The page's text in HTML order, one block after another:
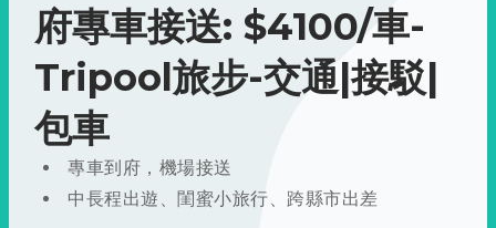
府專車接送: $4100/車-
Tripool旅步-交通|接駁|
包車
專車到府，機場接送
中長程出遊、閨蜜小旅行、跨縣市出差